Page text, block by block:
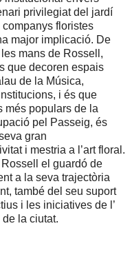
privilegiat del jardí
floristes
major implicació. De
mans de Rossell,
que decoren espais
de la Música,
i és que
més populars de la
pel Passeig, és
gran
i mestria a l’art floral.
el guardó de
a la seva trajectòria
també del seu suport
i les iniciatives de l’
la ciutat.